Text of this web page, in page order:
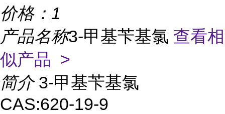
价格： 1
产品名称3-甲基苄基氯 查看相
似产品 >
简介 3-甲基苄基氯
CAS:620-19-9